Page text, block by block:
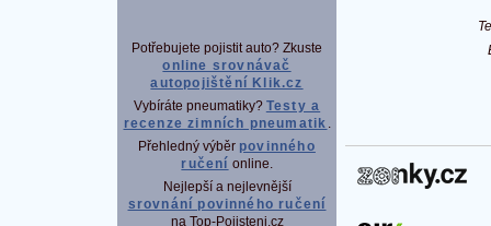
Potřebujete pojistit auto? Zkuste
online srovnávač
autopojištění Klik.cz
Vybíráte pneumatiky? Testy a
recenze zimních pneumatik .
Přehledný výběr povinného
ručení online.
Nejlepší a nejlevnější
srovnání povinného ručení
na Top-Pojisteni.cz